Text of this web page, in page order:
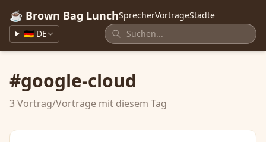
☕ Brown Bag LunchSprecherVorträgeStädte
🇩🇪 DE
#google-cloud
3 Vortrag/Vorträge mit diesem Tag